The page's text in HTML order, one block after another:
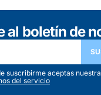
al boletín de
suscribirme aceptas
del servicio